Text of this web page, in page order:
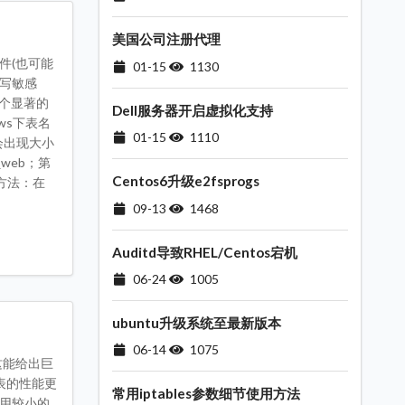
(也可能
敏感
显著的
下表名
现大小
；第
法：在
给出巨
的性能更
美国公司注册代理
01-15 1130
Dell服务器开启虚拟化支持
01-15 1110
Centos6升级e2fsprogs
09-13 1468
Auditd导致RHEL/Centos宕机
06-24 1005
ubuntu升级系统至最新版本
06-14 1075
常用iptables参数细节使用方法